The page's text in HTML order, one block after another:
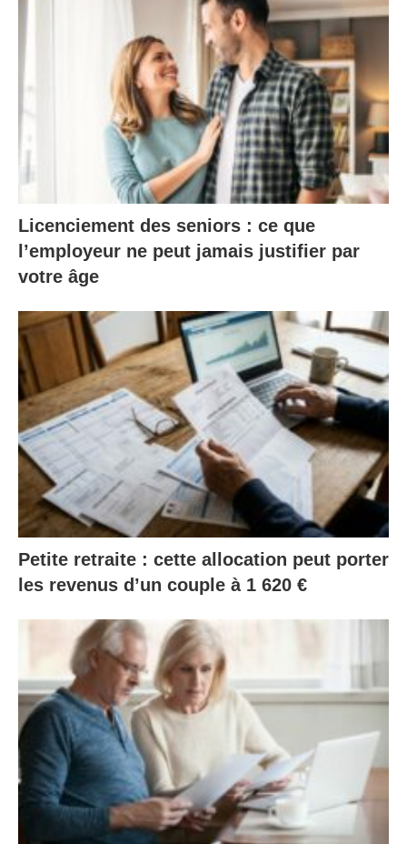
Licenciement des seniors : ce que
l’employeur ne peut jamais justifier par
votre âge
Petite retraite : cette allocation peut porter
les revenus d’un couple à 1 620 €